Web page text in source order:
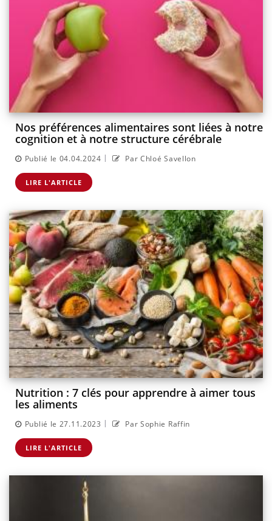
Nos préférences alimentaires sont liées à notre
cognition et à notre structure cérébrale
Publié le 04.04.2024 | Par Chloé Savellon
LIRE L'ARTICLE
Nutrition : 7 clés pour apprendre à aimer tous
les aliments
Publié le 27.11.2023 | Par Sophie Raffin
LIRE L'ARTICLE